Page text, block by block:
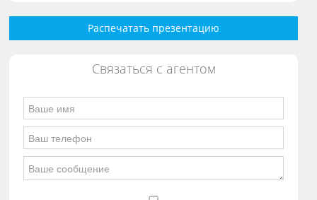
Распечатать презентацию
Связаться с агентом